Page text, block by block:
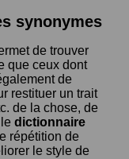
synonymes
de trouver
que ceux dont
de
restituer un trait
de la chose, de
dictionnaire
répétition de
le style de